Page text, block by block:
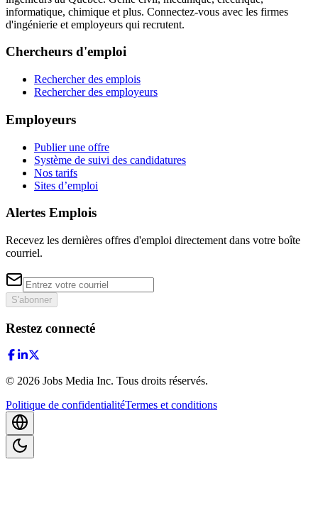
informatique, chimique et plus. Connectez-vous avec les firmes
d'ingénierie et employeurs qui recrutent.
Chercheurs d'emploi
Rechercher des emplois
Rechercher des employeurs
Employeurs
Publier une offre
Système de suivi des candidatures
Nos tarifs
Sites d’emploi
Alertes Emplois
Recevez les dernières offres d'emploi directement dans votre boîte
courriel.
S'abonner
Restez connecté
© 2026 Jobs Media Inc. Tous droits réservés.
Politique de confidentialitéTermes et conditions